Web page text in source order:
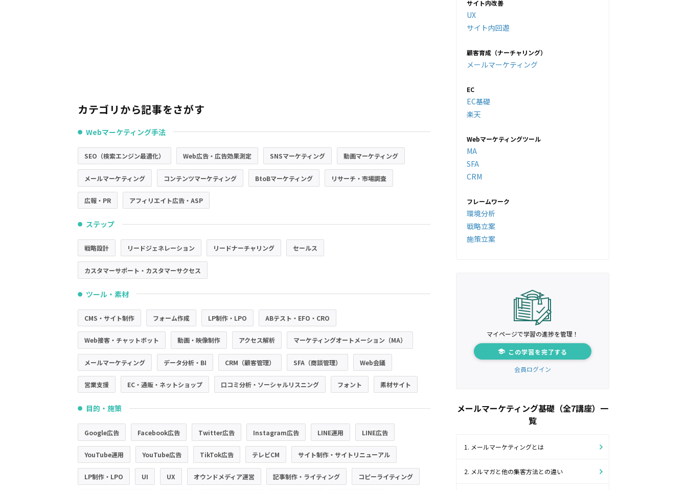
カテゴリから記事をさがす
● Webマーケティング手法
SEO（検索エンジン最適化） Web広告・広告効果測定 SNSマーケティング 動画マーケティング
メールマーケティング コンテンツマーケティング BtoBマーケティング リサーチ・市場調査
広報・PR アフィリエイト広告・ASP
● ステップ
戦略設計 リードジェネレーション リードナーチャリング セールス
カスタマーサポート・カスタマーサクセス
● ツール・素材
CMS・サイト制作 フォーム作成 LP制作・LPO ABテスト・EFO・CRO
Web接客・チャットボット 動画・映像制作 アクセス解析 マーケティングオートメーション（MA）
メールマーケティング データ分析・BI CRM（顧客管理） SFA（商談管理） Web会議
営業支援 EC・通販・ネットショップ 口コミ分析・ソーシャルリスニング フォント 素材サイト
● 目的・施策
Google広告 Facebook広告 Twitter広告 Instagram広告 LINE運用 LINE広告
YouTube運用 YouTube広告 TikTok広告 テレビCM サイト制作・サイトリニューアル
LP制作・LPO UI UX オウンドメディア運営 記事制作・ライティング コピーライティング
サイト内改善
UX
サイト内回遊
顧客育成（ナーチャリング）
メールマーケティング
EC
EC基礎
楽天
Webマーケティングツール
MA
SFA
CRM
フレームワーク
環境分析
戦略立案
施策立案
マイページで学習の進捗を管理！
この学習を完了する
会員ログイン
メールマーケティング基礎（全7講座）一
覧
1. メールマーケティングとは
2. メルマガと他の集客方法との違い